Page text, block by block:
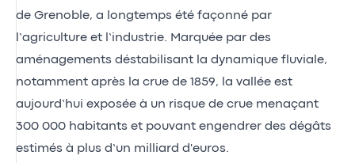
de Grenoble, a longtemps été façonné par
l’agriculture et l’industrie. Marquée par des
aménagements déstabilisant la dynamique fluviale,
notamment après la crue de 1859, la vallée est
aujourd’hui exposée à un risque de crue menaçant
300 000 habitants et pouvant engendrer des dégâts
estimés à plus d’un milliard d'euros.